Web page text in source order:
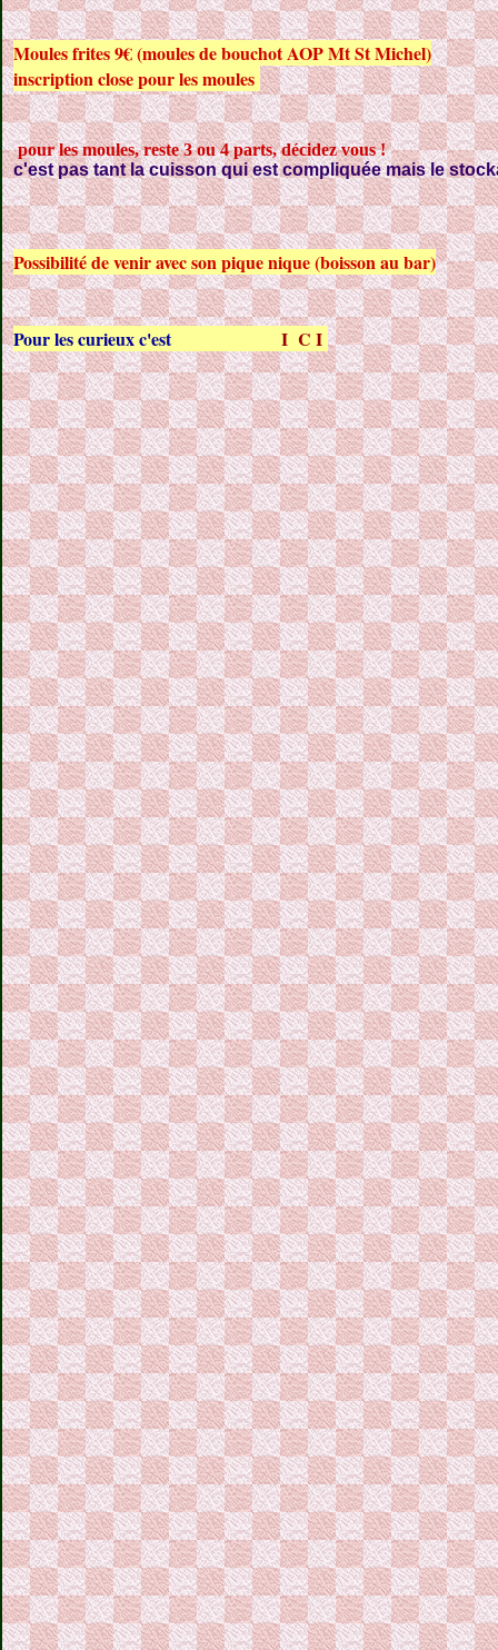
Moules frites 9€ (moules de bouchot AOP Mt St Michel)
inscription close pour les moules
pour les moules, reste 3 ou 4 parts, décidez vous !
c'est pas tant la cuisson qui est compliquée mais le
Possibilité de venir avec son pique nique (boisson au bar)
Pour les curieux c'est I C I